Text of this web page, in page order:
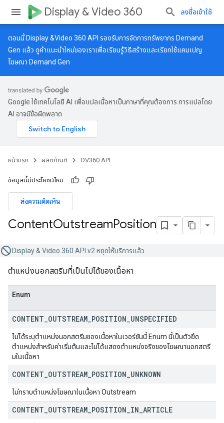
Display & Video 360 ลงชื่อเข้าใช้
ตอนนี้ Display &Video 360 API รองรับการจัดการทรัพยากร Demand
Gen แล้ว ดูคำแนะนำใหม่ของเราเพื่อเรียนรู้วิธีสร้างและเรียกใช้แคมเปญ
โฆษณา Demand Gen
Google ใช้เทคโนโลยี AI เพื่อแปลเนื้อหาเป็นภาษาที่คุณต้องการ การแปลโดย
AI อาจมีข้อผิดพลาด
หน้าแรก ผลิตภัณฑ์ DV360 API
ข้อมูลนี้มีประโยชน์ไหม
ส่งความคิดเห็น
ContentOutstreamPosition
Display & Video 360 API v2 หยุดให้บริการแล้ว
ตำแหน่งนอกสตรีมที่เป็นไปได้ของเนื้อหา
Enum
CONTENT OUTSTREAM POSITION UNSPECIFIED
ไม่ได้ระบุตำแหน่งนอกสตรีมของเนื้อหาในเวอร์ชันนี้ Enum นี้เป็นตัวยึด
ตำแหน่งสำหรับค่าเริ่มต้นและไม่ได้แสดงตำแหน่งจริงของโฆษณานอกสตรี
มในเนื้อหา
CONTENT OUTSTREAM POSITION UNKNOWN
ไม่ทราบตำแหน่งโฆษณาในเนื้อหา Outstream
CONTENT OUTSTREAM POSITION IN ARTICLE